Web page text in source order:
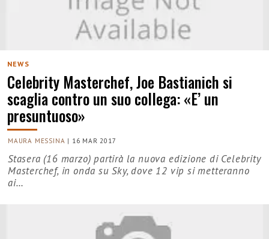
NEWS
Celebrity Masterchef, Joe Bastianich si
scaglia contro un suo collega: «E’ un
presuntuoso»
MAURA MESSINA | 16 MAR 2017
Stasera (16 marzo) partirà la nuova edizione di Celebrity
Masterchef, in onda su Sky, dove 12 vip si metteranno
ai…